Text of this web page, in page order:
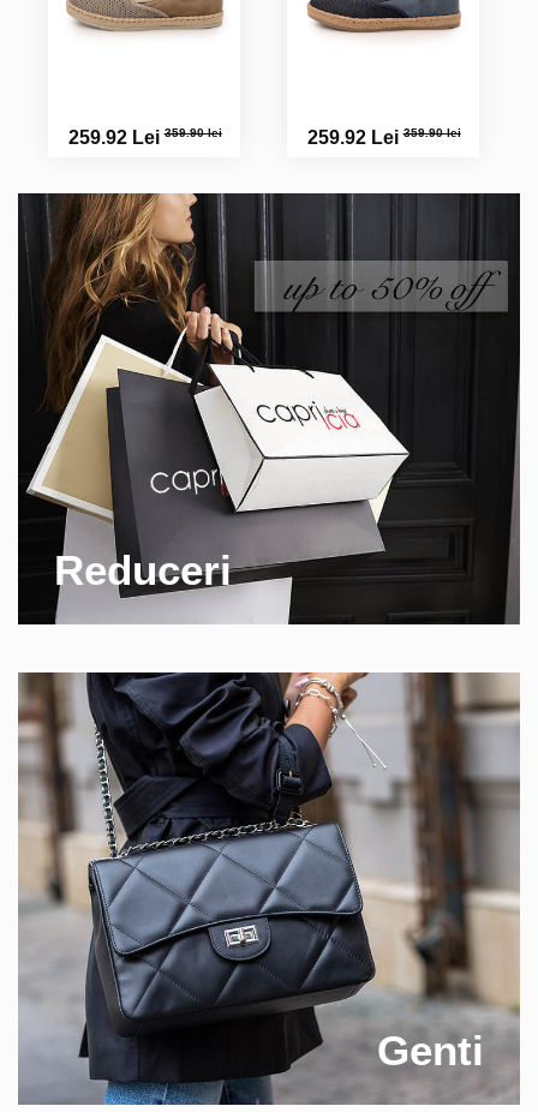
259.92 Lei359.90 lei 259.92 Lei359.90 lei
Reduceri
Genti